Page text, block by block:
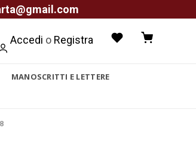
Accedi o Registra
MANOSCRITTI E LETTERE